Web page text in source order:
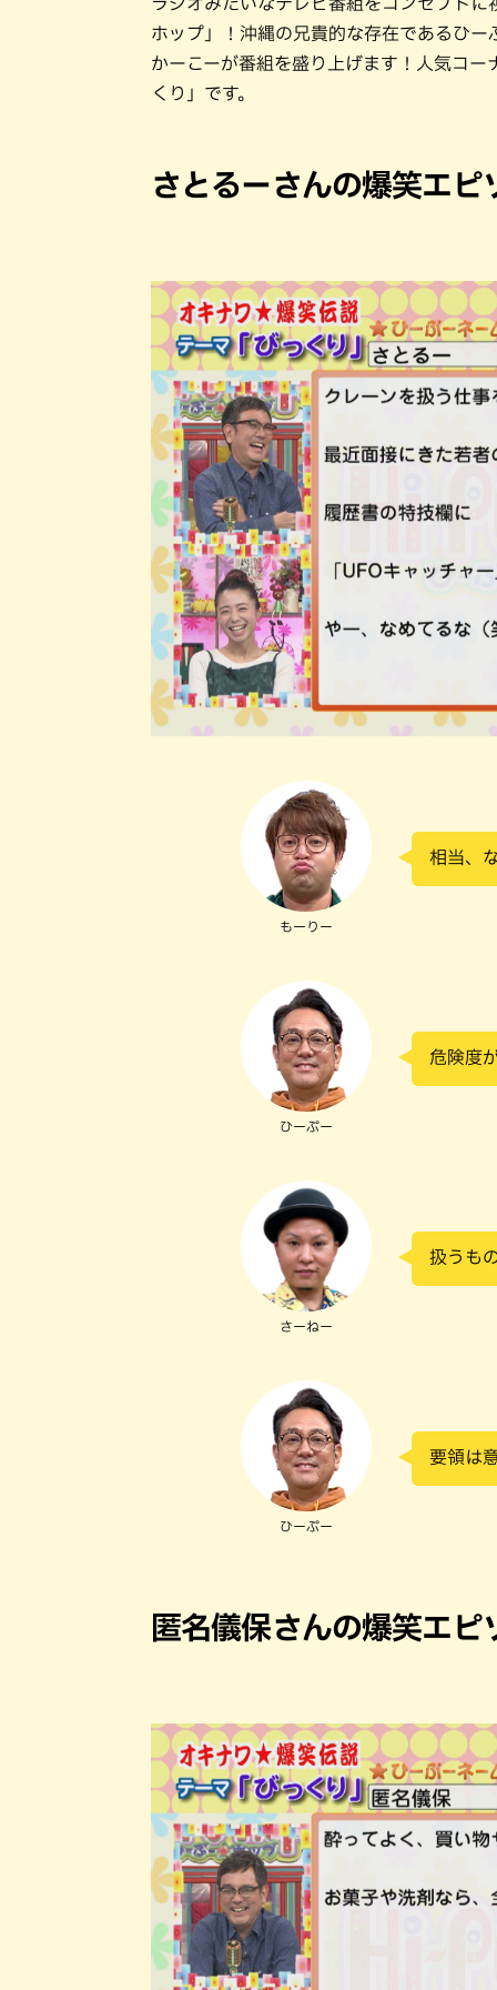
ホップ」！沖縄の兄貴的な存在であるひ
かーこーが番組を盛り上げます！人気コ
くり」です。
さとるーさんの爆笑エピ
もーりー
相当、
ひーぷー
危険度
さーねー
扱うも
ひーぷー
要領は
匿名儀保さんの爆笑エピ